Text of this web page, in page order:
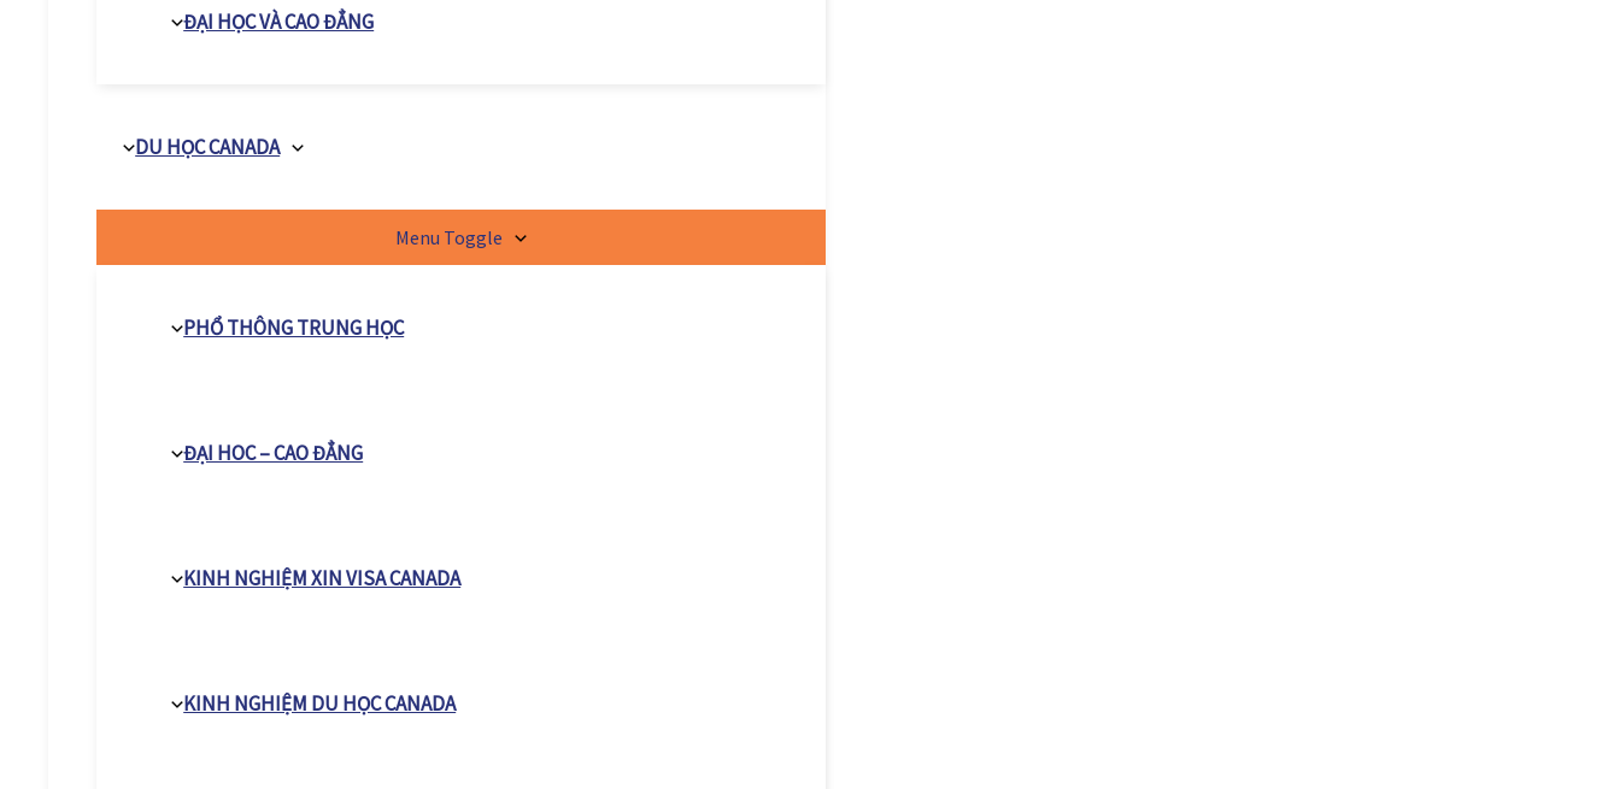
ĐẠI HỌC VÀ CAO ĐẲNG
DU HỌC CANADA
Menu Toggle
PHỔ THÔNG TRUNG HỌC
ĐẠI HOC – CAO ĐẲNG
KINH NGHIỆM XIN VISA CANADA
KINH NGHIỆM DU HỌC CANADA